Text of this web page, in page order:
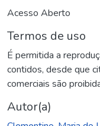
Acesso Aberto
Termos de uso
É permitida a
contidos, desde que
comerciais são
Autor(a)